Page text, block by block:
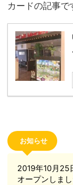
カードの記事で
お知らせ
2019年10月25
オープンしまし